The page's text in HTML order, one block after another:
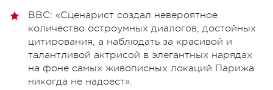
BBC: «Сценарист создал невероятное
количество остроумных диалогов, достойных
цитирования, а наблюдать за красивой и
талантливой актрисой в элегантных нарядах
на фоне самых живописных локаций Парижа
никогда не надоест».